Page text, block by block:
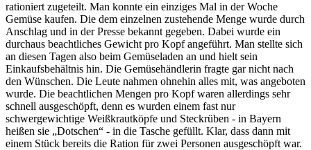
rationiert zugeteilt. Man konnte ein einziges Mal in der Woche
Gemüse kaufen. Die dem einzelnen zustehende Menge wurde durch
Anschlag und in der Presse bekannt gegeben. Dabei wurde ein
durchaus beachtliches Gewicht pro Kopf angeführt. Man stellte sich
an diesen Tagen also beim Gemüseladen an und hielt sein
Einkaufsbehältnis hin. Die Gemüsehändlerin fragte gar nicht nach
den Wünschen. Die Leute nahmen ohnehin alles mit, was angeboten
wurde. Die beachtlichen Mengen pro Kopf waren allerdings sehr
schnell ausgeschöpft, denn es wurden einem fast nur
schwergewichtige Weißkrautköpfe und Steckrüben - in Bayern
heißen sie
Dotschen
- in die Tasche gefüllt. Klar, dass dann mit
einem Stück bereits die Ration für zwei Personen ausgeschöpft war.